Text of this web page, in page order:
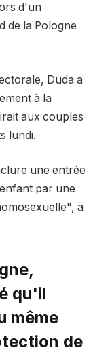
d'un
de la Pologne
Duda a
à la
aux couples
lundi.
une entrée
par une
a
qu'il
même
de